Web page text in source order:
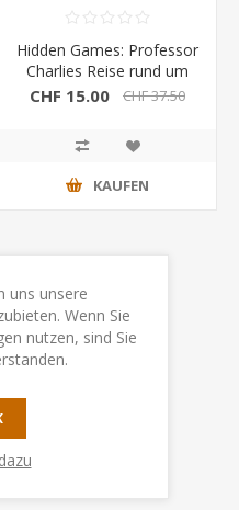
Hidden Games: Professor
Charlies Reise rund um
die Welt
CHF 15.00 CHF 37.50
KAUFEN
uns unsere
Wenn Sie
nutzen, sind Sie